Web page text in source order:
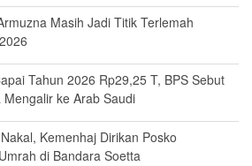
Masih Jadi Titik Terlemah
Tahun 2026 Rp29,25 T, BPS Sebut
ke Arab Saudi
Kemenhaj Dirikan Posko
di Bandara Soetta